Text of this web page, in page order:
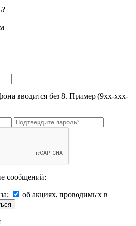
вводится без 8. Пример (9хх-ххх-
сообщений:
об акциях, проводимых в